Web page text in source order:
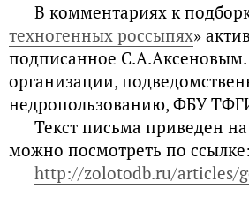
В комментариях к
техногенных россыпях»
подписанное
организации,
недропользованию, ФБУ
Текст письма приведен
можно посмотреть по ссылке:
http://zolotodb.ru/articles/